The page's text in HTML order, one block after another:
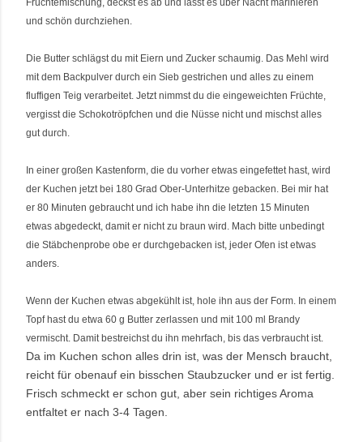
Früchtemischung, deckst es ab und lässt es über Nacht marinieren
und schön durchziehen.
Die Butter schlägst du mit Eiern und Zucker schaumig. Das Mehl wird
mit dem Backpulver durch ein Sieb gestrichen und alles zu einem
fluffigen Teig verarbeitet. Jetzt nimmst du die eingeweichten Früchte,
vergisst die Schokotröpfchen und die Nüsse nicht und mischst alles
gut durch.
In einer großen Kastenform, die du vorher etwas eingefettet hast, wird
der Kuchen jetzt bei 180 Grad Ober-Unterhitze gebacken. Bei mir hat
er 80 Minuten gebraucht und ich habe ihn die letzten 15 Minuten
etwas abgedeckt, damit er nicht zu braun wird. Mach bitte unbedingt
die Stäbchenprobe obe er durchgebacken ist, jeder Ofen ist etwas
anders.
Wenn der Kuchen etwas abgekühlt ist, hole ihn aus der Form. In einem
Topf hast du etwa 60 g Butter zerlassen und mit 100 ml Brandy
vermischt. Damit bestreichst du ihn mehrfach, bis das verbraucht ist.
Da im Kuchen schon alles drin ist, was der Mensch braucht,
reicht für obenauf ein bisschen Staubzucker und er ist fertig.
Frisch schmeckt er schon gut, aber sein richtiges Aroma
entfaltet er nach 3-4 Tagen.